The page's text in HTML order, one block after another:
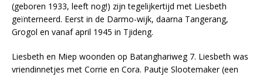
(geboren 1933, leeft nog!) zijn tegelijkertijd met Liesbeth
geïnterneerd. Eerst in de Darmo-wijk, daarna Tangerang,
Grogol en vanaf april 1945 in Tjideng.
Liesbeth en Miep woonden op Batanghariweg 7. Liesbeth was
vriendinnetjes met Corrie en Cora. Pautje Slootemaker (een